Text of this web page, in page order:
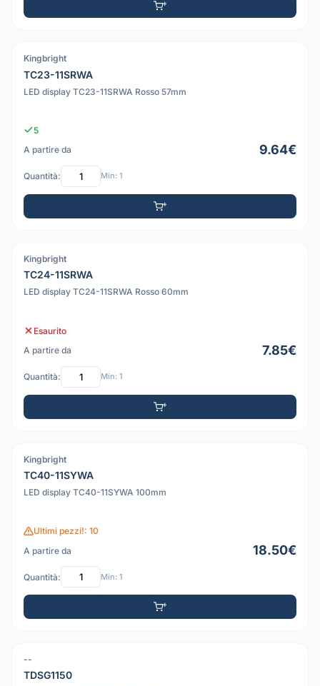
PDF
Kingbright
TC23-11SRWA
LED display TC23-11SRWA Rosso 57mm
5
A partire da
9.64€
Quantità: Min: 1
PDF
Kingbright
TC24-11SRWA
LED display TC24-11SRWA Rosso 60mm
Esaurito
A partire da
7.85€
Quantità: Min: 1
PDF
Kingbright
TC40-11SYWA
LED display TC40-11SYWA 100mm
Ultimi pezzi!: 10
A partire da
18.50€
Quantità: Min: 1
--
TDSG1150